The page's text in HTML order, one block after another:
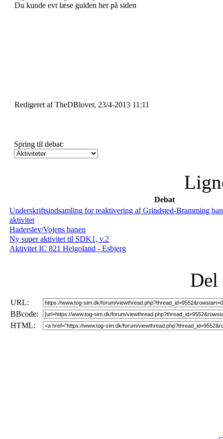
Du kunde evt læse guiden her på siden
Redigeret af TheDBlover, 23/4-2013 11:11
Spring til debat:
Debat
Underskriftsindsamling for reaktivering af Grindsted-Bramming
aktivitet
Haderslev/Vojens banen
Ny super aktivitet til SDK1, v.2
Aktivitet IC 821 Helgoland - Esbjerg
Del
URL:
BBcode:
HTML: